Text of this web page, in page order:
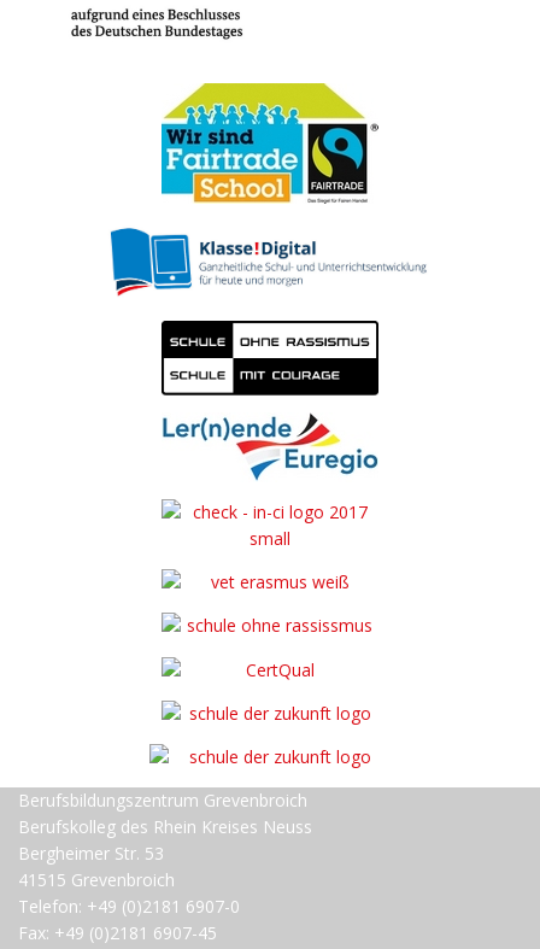
Berufsbildungszentrum Grevenbroich
Berufskolleg des Rhein Kreises Neuss
Bergheimer Str. 53
41515 Grevenbroich
Telefon: +49 (0)2181 6907-0
Fax: +49 (0)2181 6907-45